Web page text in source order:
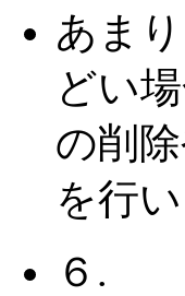
あま
どい
の削
を行い
６.